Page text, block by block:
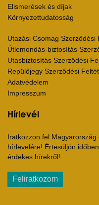
Elismerések és díjak
Környezettudatosság
Utazási Csomag Szerződési
Útlemondás-biztosítás
Utasbiztosítás Szerződési
Repülőjegy Szerződési
Adatvédelem
Impresszum
Hírlevél
Iratkozzon fel
hírlevelére! Értesüljön
érdekes hírekről!
Feliratkozom